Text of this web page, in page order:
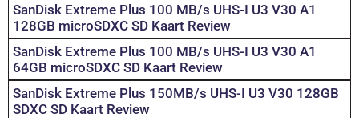
SanDisk Extreme Plus 100 MB/s UHS-I U3 V30 A1
128GB microSDXC SD Kaart Review
SanDisk Extreme Plus 100 MB/s UHS-I U3 V30 A1
64GB microSDXC SD Kaart Review
SanDisk Extreme Plus 150MB/s UHS-I U3 V30 128GB
SDXC SD Kaart Review